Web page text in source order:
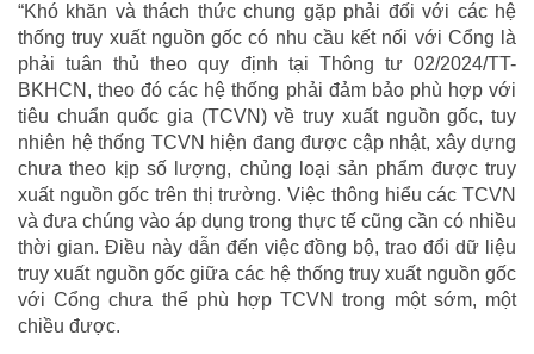
“Khó khăn và thách thức chung gặp phải đối với các hệ
thống truy xuất nguồn gốc có nhu cầu kết nối với Cổng là
phải tuân thủ theo quy định tại Thông tư 02/2024/TT-
BKHCN, theo đó các hệ thống phải đảm bảo phù hợp với
tiêu chuẩn quốc gia (TCVN) về truy xuất nguồn gốc, tuy
nhiên hệ thống TCVN hiện đang được cập nhật, xây dựng
chưa theo kịp số lượng, chủng loại sản phẩm được truy
xuất nguồn gốc trên thị trường. Việc thông hiểu các TCVN
và đưa chúng vào áp dụng trong thực tế cũng cần có nhiều
thời gian. Điều này dẫn đến việc đồng bộ, trao đổi dữ liệu
truy xuất nguồn gốc giữa các hệ thống truy xuất nguồn gốc
với Cổng chưa thể phù hợp TCVN trong một sớm, một
chiều được.